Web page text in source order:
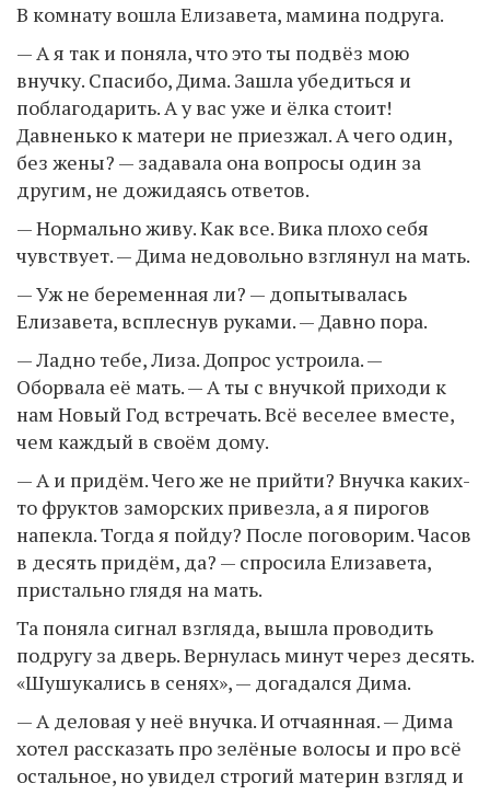
В комнату вошла Елизавета, мамина подруга.
— А я так и поняла, что это ты подвёз мою
внучку. Спасибо, Дима. Зашла убедиться и
поблагодарить. А у вас уже и ёлка стоит!
Давненько к матери не приезжал. А чего один,
без жены? — задавала она вопросы один за
другим, не дожидаясь ответов.
— Нормально живу. Как все. Вика плохо себя
чувствует. — Дима недовольно взглянул на мать.
— Уж не беременная ли? — допытывалась
Елизавета, всплеснув руками. — Давно пора.
— Ладно тебе, Лиза. Допрос устроила. —
Оборвала её мать. — А ты с внучкой приходи к
нам Новый Год встречать. Всё веселее вместе,
чем каждый в своём дому.
— А и придём. Чего же не прийти? Внучка каких-
то фруктов заморских привезла, а я пирогов
напекла. Тогда я пойду? После поговорим. Часов
в десять придём, да? — спросила Елизавета,
пристально глядя на мать.
Та поняла сигнал взгляда, вышла проводить
подругу за дверь. Вернулась минут через десять.
«Шушукались в сенях», — догадался Дима.
— А деловая у неё внучка. И отчаянная. — Дима
хотел рассказать про зелёные волосы и про всё
остальное, но увидел строгий материн взгляд и